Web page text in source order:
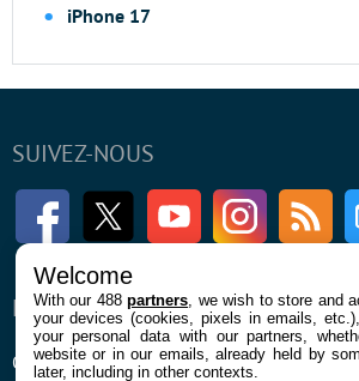
iPhone 17
SUIVEZ-NOUS
FacebookTwitter Youtube Instagram
ENTREPRISE
Qui sommes nous
À
La
Welcome
With our 488partners , we wish to store and
your devices (cookies, pixels in emails,
your personal data with our partners,
website or in our emails, already held by
later, including in other contexts.